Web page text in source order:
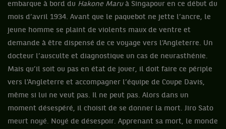
embarque à bord du Hakone Maruà Singapour en ce début du
mois d’avril 1934. Avant que le paquebot ne jette l’ancre, le
jeune homme se plaint de violents maux de ventre et
demande à être dispensé de ce voyage vers l’Angleterre. Un
docteur l’ausculte et diagnostique un cas de neurasthénie.
Mais qu’il soit ou pas en état de jouer, il doit faire ce périple
vers l’Angleterre et accompagner l’équipe de Coupe Davis,
même si lui ne veut pas. Il ne peut pas. Alors dans un
moment désespéré, il choisit de se donner la mort. Jiro Sato
meurt noyé. Noyé de désespoir. Apprenant sa mort, le monde